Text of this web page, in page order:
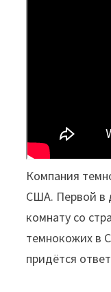
Компания
США. Первой в
комнату со
темнокожих в
придётся